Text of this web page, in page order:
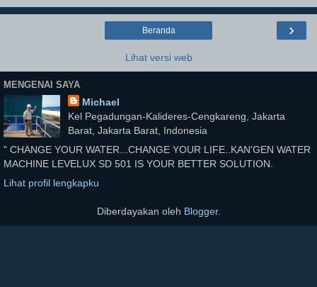
›
Beranda
Lihat versi web
MENGENAI SAYA
Michael
Kel Pegadungan-Kalideres-Cengkareng, Jakarta
Barat, Jakarta Barat, Indonesia
" CHANGE YOUR WATER...CHANGE YOUR LIFE..KAN'GEN WATER
MACHINE LEVELUX SD 501 IS YOUR BETTER SOLUTION.
Lihat profil lengkapku
Diberdayakan oleh Blogger.